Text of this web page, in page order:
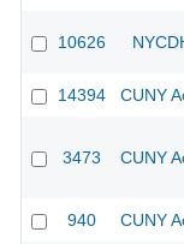
10626
14394 CUNY
3473 CUNY
940 CUNY